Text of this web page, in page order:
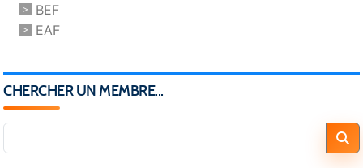
BEF
EAF
CHERCHER UN MEMBRE...